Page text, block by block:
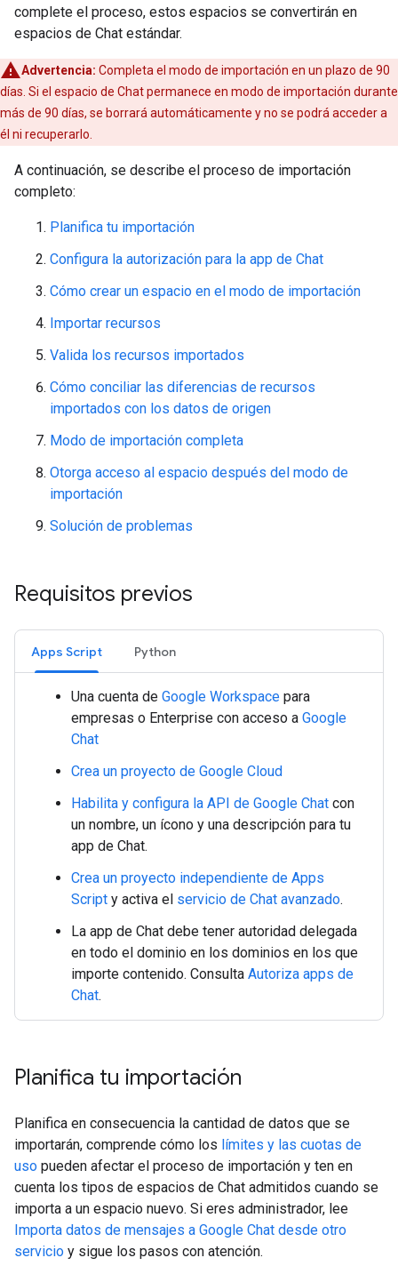
complete el proceso, estos espacios se convertirán en
espacios de Chat estándar.
Advertencia: Completa el modo de importación en un plazo de 90
días. Si el espacio de Chat permanece en modo de importación durante
más de 90 días, se borrará automáticamente y no se podrá acceder a
él ni recuperarlo.
A continuación, se describe el proceso de importación
completo:
Planifica tu importación
Configura la autorización para la app de Chat
Cómo crear un espacio en el modo de importación
Importar recursos
Valida los recursos importados
Cómo conciliar las diferencias de recursos
importados con los datos de origen
Modo de importación completa
Otorga acceso al espacio después del modo de
importación
Solución de problemas
Requisitos previos
Apps Script Python
Una cuenta de Google Workspace para
empresas o Enterprise con acceso a Google
Chat
Crea un proyecto de Google Cloud
Habilita y configura la API de Google Chat con
un nombre, un ícono y una descripción para tu
app de Chat.
Crea un proyecto independiente de Apps
Script y activa el servicio de Chat avanzado.
La app de Chat debe tener autoridad delegada
en todo el dominio en los dominios en los que
importe contenido. Consulta Autoriza apps de
Chat.
Planifica tu importación
Planifica en consecuencia la cantidad de datos que se
importarán, comprende cómo los límites y las cuotas de
uso pueden afectar el proceso de importación y ten en
cuenta los tipos de espacios de Chat admitidos cuando se
importa a un espacio nuevo. Si eres administrador, lee
Importa datos de mensajes a Google Chat desde otro
servicio y sigue los pasos con atención.